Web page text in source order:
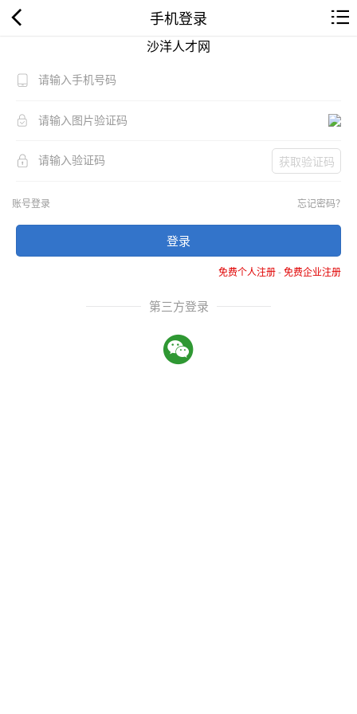
手机登录
沙洋人才网
获取验证码
账号登录 忘记密码？
登录
免费个人注册-免费企业注册
第三方登录